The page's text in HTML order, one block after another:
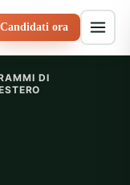
Candidati ora
DI